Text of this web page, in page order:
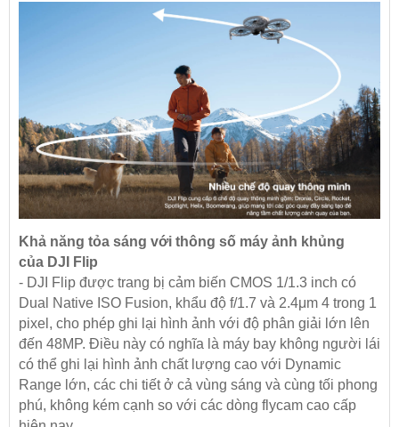
Khả năng tỏa sáng với thông số máy ảnh khủng
của DJI Flip
- DJI Flip được trang bị cảm biến CMOS 1/1.3 inch có
Dual Native ISO Fusion, khẩu độ f/1.7 và 2.4μm 4 trong 1
pixel, cho phép ghi lại hình ảnh với độ phân giải lớn lên
đến 48MP. Điều này có nghĩa là máy bay không người lái
có thể ghi lại hình ảnh chất lượng cao với Dynamic
Range lớn, các chi tiết ở cả vùng sáng và cùng tối phong
phú, không kém cạnh so với các dòng flycam cao cấp